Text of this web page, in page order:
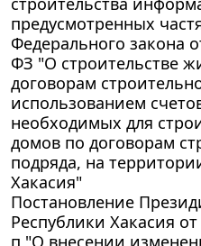
предусмотренных
Федерального закона
ФЗ "О строительстве
договорам
использованием
необходимых для
домов по договорам
подряда, на
Хакасия"
Постановление
Республики Хакасия
п "О внесении